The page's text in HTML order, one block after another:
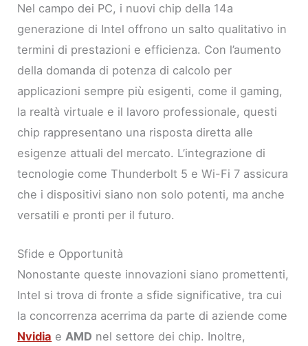
Nel campo dei PC, i nuovi chip della 14a
generazione di Intel offrono un salto qualitativo in
termini di prestazioni e efficienza. Con l’aumento
della domanda di potenza di calcolo per
applicazioni sempre più esigenti, come il gaming,
la realtà virtuale e il lavoro professionale, questi
chip rappresentano una risposta diretta alle
esigenze attuali del mercato. L’integrazione di
tecnologie come Thunderbolt 5 e Wi-Fi 7 assicura
che i dispositivi siano non solo potenti, ma anche
versatili e pronti per il futuro.
Sfide e Opportunità
Nonostante queste innovazioni siano promettenti,
Intel si trova di fronte a sfide significative, tra cui
la concorrenza acerrima da parte di aziende come
Nvidia eAMD nel settore dei chip. Inoltre,